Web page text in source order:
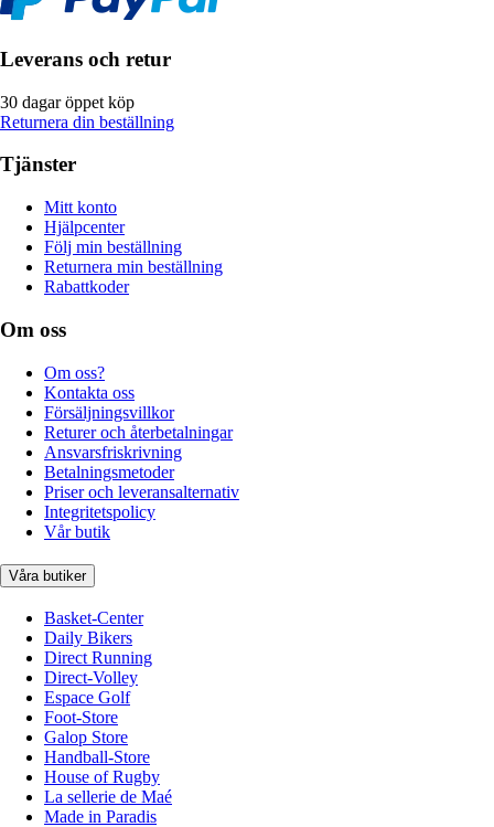
Leverans och retur
30 dagar öppet köp
Returnera din beställning
Tjänster
Mitt konto
Hjälpcenter
Följ min beställning
Returnera min beställning
Rabattkoder
Om oss
Om oss?
Kontakta oss
Försäljningsvillkor
Returer och återbetalningar
Ansvarsfriskrivning
Betalningsmetoder
Priser och leveransalternativ
Integritetspolicy
Vår butik
Våra butiker
Basket-Center
Daily Bikers
Direct Running
Direct-Volley
Espace Golf
Foot-Store
Galop Store
Handball-Store
House of Rugby
La sellerie de Maé
Made in Paradis